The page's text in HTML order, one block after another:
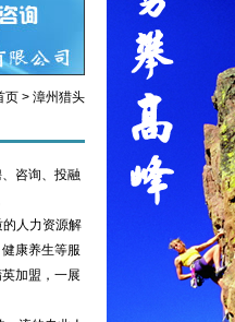
页 > 漳州猎头
咨询、投融
人力资源解
康养生等服
加盟，一展